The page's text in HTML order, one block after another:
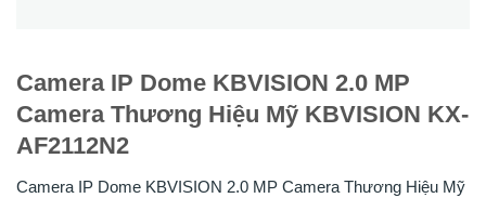
Camera IP Dome KBVISION 2.0 MP
Camera Thương Hiệu Mỹ KBVISION KX-
AF2112N2
Camera IP Dome KBVISION 2.0 MP Camera Thương Hiệu Mỹ